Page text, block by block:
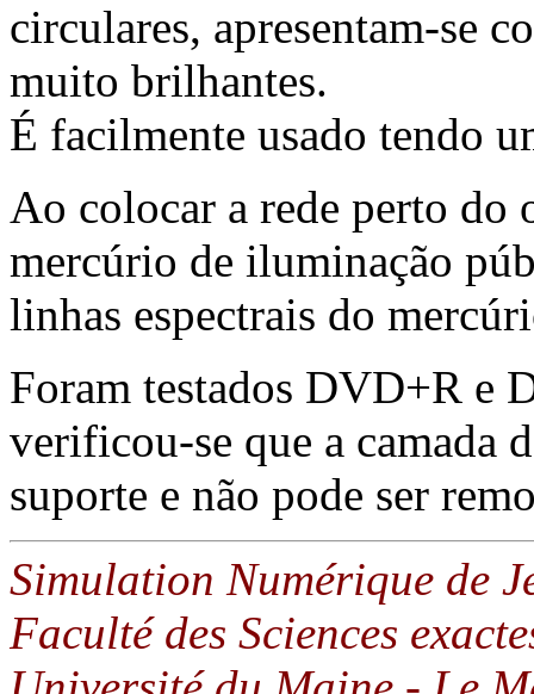
circulares, apresentam-se
muito brilhantes.
É facilmente usado tendo
Ao colocar a rede perto do
mercúrio de iluminação
linhas espectrais do
Foram testados DVD+R e
verificou-se que a camada
suporte e não pode ser
Simulation Numérique de
Faculté des Sciences